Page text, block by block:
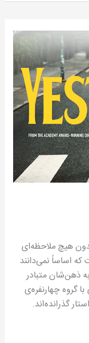
هیچ ملاحظه‌ای
اساساً نمی‌دانند
ذهن‌شان متبادر
گروه چهارنفره‌ی
گذرانده‌اند.